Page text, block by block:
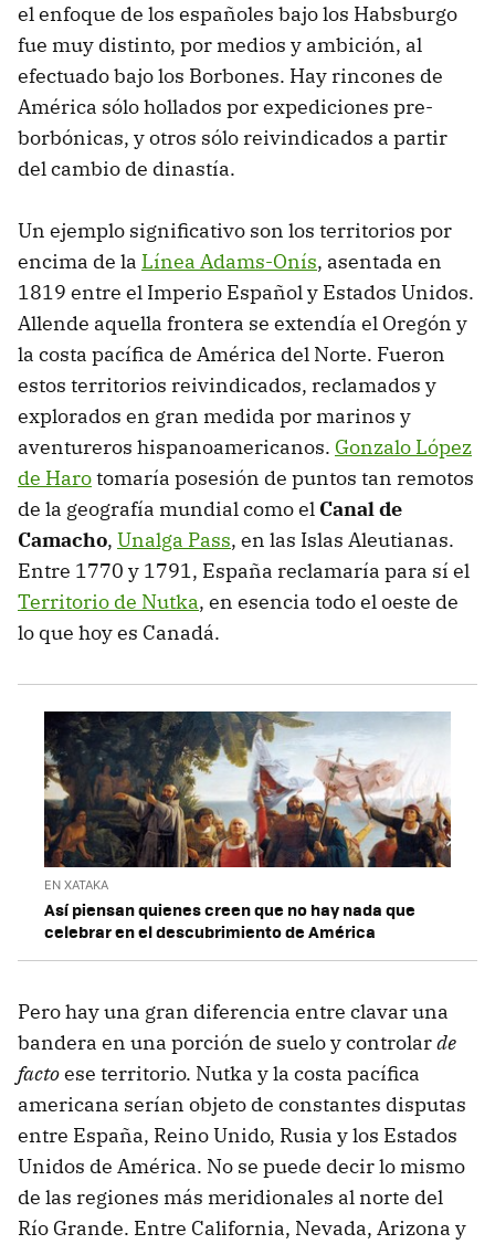
el enfoque de los españoles bajo los Habsburgo
fue muy distinto, por medios y ambición, al
efectuado bajo los Borbones. Hay rincones de
América sólo hollados por expediciones pre-
borbónicas, y otros sólo reivindicados a partir
del cambio de dinastía.
Un ejemplo significativo son los territorios por
encima de la Línea Adams-Onís, asentada en
1819 entre el Imperio Español y Estados Unidos.
Allende aquella frontera se extendía el Oregón y
la costa pacífica de América del Norte. Fueron
estos territorios reivindicados, reclamados y
explorados en gran medida por marinos y
aventureros hispanoamericanos. Gonzalo López
de Harotomaría posesión de puntos tan remotos
de la geografía mundial como el Canal de
Camacho, Unalga Pass, en las Islas Aleutianas.
Entre 1770 y 1791, España reclamaría para sí el
Territorio de Nutka, en esencia todo el oeste de
lo que hoy es Canadá.
EN XATAKA
Así piensan quienes creen que no hay nada que
celebrar en el descubrimiento de América
Pero hay una gran diferencia entre clavar una
bandera en una porción de suelo y controlarde
factoese territorio. Nutka y la costa pacífica
americana serían objeto de constantes disputas
entre España, Reino Unido, Rusia y los Estados
Unidos de América. No se puede decir lo mismo
de las regiones más meridionales al norte del
Río Grande. Entre California, Nevada, Arizona y